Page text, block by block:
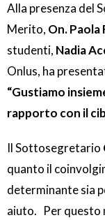
Alla presenza del
Merito, On.
studenti, Nadia
Onlus, ha
“Gustiamo
rapporto con il
Il Sottosegretario
quanto il
determinante sia
aiuto. Per questo